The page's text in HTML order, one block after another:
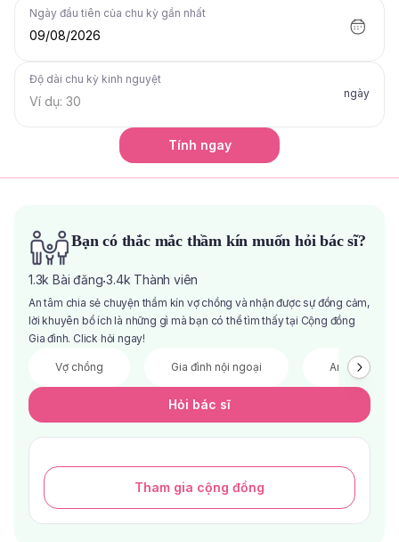
Ngày đầu tiên của chu kỳ gần nhất
09/08/2026
Độ dài chu kỳ kinh nguyệt
ngày
Tính ngay
Bạn có thắc mắc thầm kín muốn hỏi bác sĩ?
1.3k Bài đăng·3.4k Thành viên
An tâm chia sẻ chuyện thầm kín vợ chồng và nhận được sự đồng cảm,
lời khuyên bổ ích là những gì mà bạn có thể tìm thấy tại Cộng đồng
Gia đình. Click hỏi ngay!
Vợ chồng Gia đình nội ngoại Anh chị em
Hỏi bác sĩ
Tham gia cộng đồng